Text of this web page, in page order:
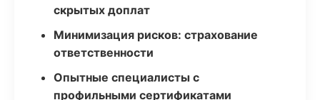
скрытых доплат
Минимизация рисков: страхование
ответственности
Опытные специалисты с
профильными сертификатами